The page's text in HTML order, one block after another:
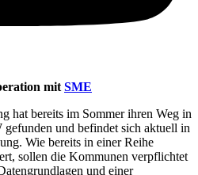
mit SME
hat bereits im Sommer ihren Weg in
und befindet sich aktuell in
Wie bereits in einer Reihe
sollen die Kommunen verpflichtet
und einer